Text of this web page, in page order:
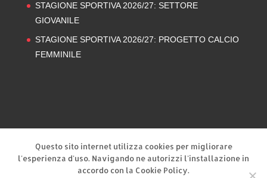
STAGIONE SPORTIVA 2026/27: SETTORE
GIOVANILE
STAGIONE SPORTIVA 2026/27: PROGETTO CALCIO
FEMMINILE
Questo sito internet utilizza cookies per migliorare
l'esperienza d'uso. Navigando ne autorizzi l'installazione in
accordo con la Cookie Policy.